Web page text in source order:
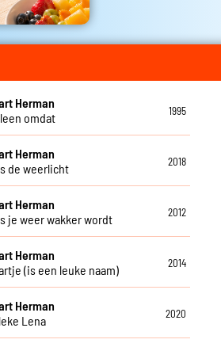
Herman
omdat
1995
Herman
de weerlicht
2018
Herman
je weer wakker wordt
2012
Herman
(is een leuke naam)
2014
Herman
Lena
2020